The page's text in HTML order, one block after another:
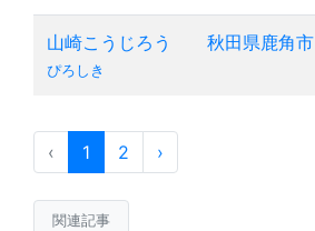
山崎こうじろう
ぴろしき
秋田県鹿角市
‹ 1 2 ›
関連記事